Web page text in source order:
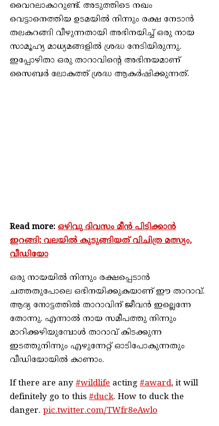
വൈറലാകാറുണ്ട്. അടുത്തിടെ നഖം
വെട്ടാനെത്തിയ ഉടമയില്‍ നിന്നും രക്ഷ നേടാന്‍
തലകറങ്ങി വീഴുന്നതായി അഭിനയിച്ച് ഒരു നായ
സാമൂഹ്യ മാധ്യമങ്ങളില്‍ ശ്രദ്ധ നേടിയിരുന്നു.
ഇപ്പോഴിതാ ഒരു താറാവിന്റെ അഭിനയമാണ്
സൈബര്‍ ലോകത്ത് ശ്രദ്ധ ആകര്‍ഷിക്കുന്നത്.
Read more: ഒഴിവു ദിവസം മീൻ പിടിക്കാൻ
ഇറങ്ങി; വലയിൽ കുടുങ്ങിയത് വിചിത്ര മത്സ്യം,
വീഡിയോ
ഒരു നായയില്‍ നിന്നും രക്ഷപ്പെടാന്‍
ചത്തതുപോലെ ഒഭിനയിക്കുകയാണ് ഈ താറാവ്.
ആദ്യ നോട്ടത്തില്‍ താറാവിന് ജീവന്‍ ഇല്ലെന്നേ
തോന്നു. എന്നാല്‍ നായ സമീപത്തു നിന്നും
മാറിക്കഴിയുമ്പോള്‍ താറാവ് കിടക്കുന്ന
ഇടത്തുനിന്നും എഴുന്നേറ്റ് ഓടിപോകുന്നതും
വീഡിയോയില്‍ കാണാം.
If there are any #wildlife acting #award, it will
definitely go to this #duck. How to duck the
danger. pic.twitter.com/TWfr8eAwlo